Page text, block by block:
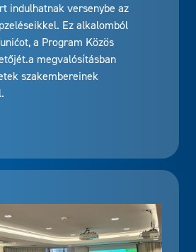
indulhatnak versenybe az
Ez alkalomból
a Program Közös
megvalósításban
szakembereinek